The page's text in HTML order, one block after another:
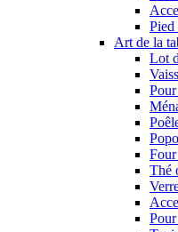
Pied
Art de la
Lot
Thé